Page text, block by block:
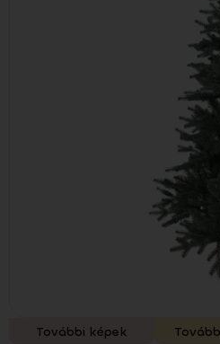
További képek